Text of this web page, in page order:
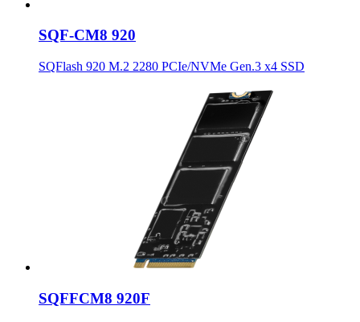
SQF-CM8 920
SQFlash 920 M.2 2280 PCIe/NVMe Gen.3 x4 SSD
SQFFCM8 920F